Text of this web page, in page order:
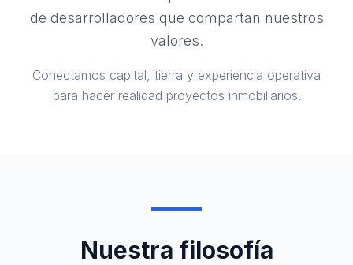
de desarrolladores que compartan nuestros
valores.
Conectamos capital, tierra y experiencia operativa
para hacer realidad proyectos inmobiliarios.
Nuestra filosofía